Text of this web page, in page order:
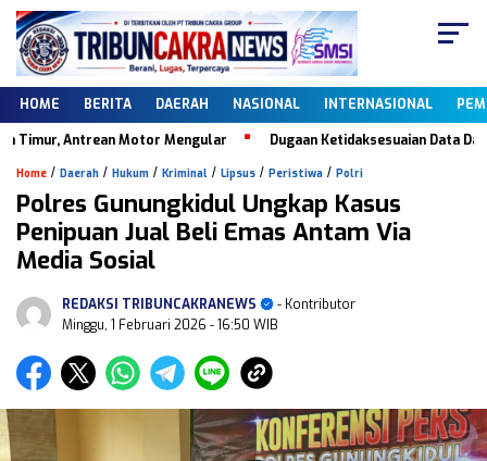
HOME BERITA DAERAH NASIONAL INTERNASIONAL
Motor Mengular Dugaan Ketidaksesuaian Data Dapodik,
Home / Daerah / Hukum / Kriminal / Lipsus / Peristiwa / Polri
Polres Gunungkidul Ungkap Kasus
Penipuan Jual Beli Emas Antam Via
Media Sosial
REDAKSI TRIBUNCAKRANEWS
- Kontributor
Minggu, 1 Februari 2026 - 16:50 WIB